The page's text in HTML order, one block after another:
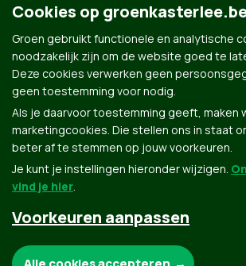
Groen.be
Cookies op
Groen gebruikt functionele en analytische
noodzakelijk zijn om de website goed te
Deze cookies verwerken geen
geen toestemming voor nodig.
Als je daarvoor toestemming geeft, maken
marketingcookies. Die stellen ons in staat
beter af te stemmen op jouw voorkeuren.
Je kunt je instellingen hieronder wijzigen.
vind je hier.
Voorkeuren aanpassen